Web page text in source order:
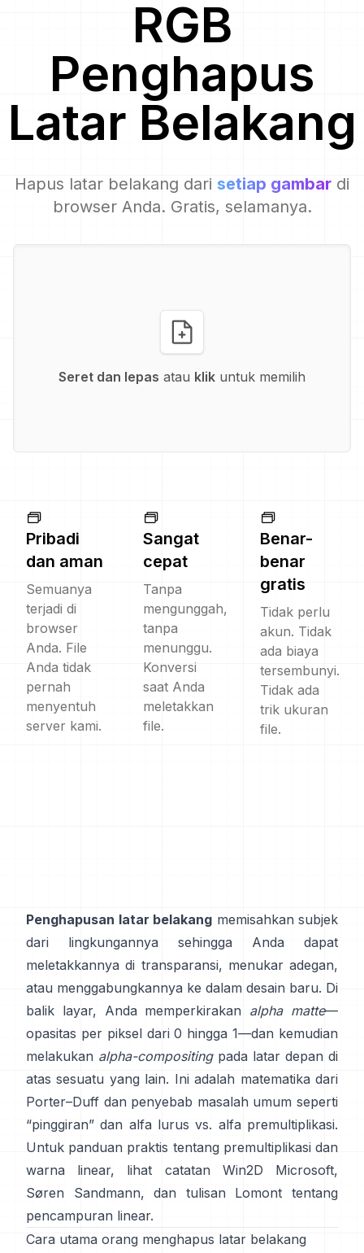
RGB
Penghapus
Latar Belakang
Hapus latar belakang dari setiap gambar di
browser Anda. Gratis, selamanya.
Seret dan lepas atau klik untuk memilih
Pribadi
dan aman
Semuanya
terjadi di
browser
Anda. File
Anda tidak
pernah
menyentuh
server kami.
Sangat
cepat
Tanpa
mengunggah,
tanpa
menunggu.
Konversi
saat Anda
meletakkan
file.
Benar-
benar
gratis
Tidak perlu
akun. Tidak
ada biaya
tersembunyi.
Tidak ada
trik ukuran
file.
Penghapusan latar belakang memisahkan subjek
dari lingkungannya sehingga Anda dapat
meletakkannya di transparansi, menukar adegan,
atau menggabungkannya ke dalam desain baru. Di
balik layar, Anda memperkirakan alpha matte—
opasitas per piksel dari 0 hingga 1—dan kemudian
melakukan alpha-compositingpada latar depan di
atas sesuatu yang lain. Ini adalah matematika dari
Porter–Duff dan penyebab masalah umum seperti
“pinggiran” dan alfa lurus vs. alfa premultiplikasi.
Untuk panduan praktis tentang premultiplikasi dan
warna linear, lihat
catatan Win2D Microsoft,
Søren Sandmann, dan
tulisan Lomont tentang
pencampuran linear.
Cara utama orang menghapus latar belakang